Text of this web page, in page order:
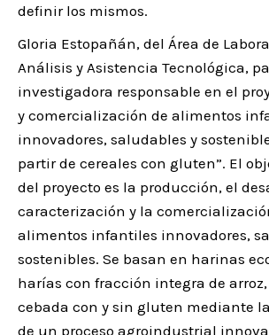
definir los mismos.
Gloria Estopañán, del Área de
Análisis y Asistencia Tecnológica,
investigadora responsable en el
y comercialización de alimentos
innovadores, saludables y
partir de cereales con gluten”. El
del proyecto es la producción, el
caracterización y la
alimentos infantiles innovadores,
sostenibles. Se basan en harinas
harías con fracción integra de
cebada con y sin gluten mediante
de un proceso agroindustrial